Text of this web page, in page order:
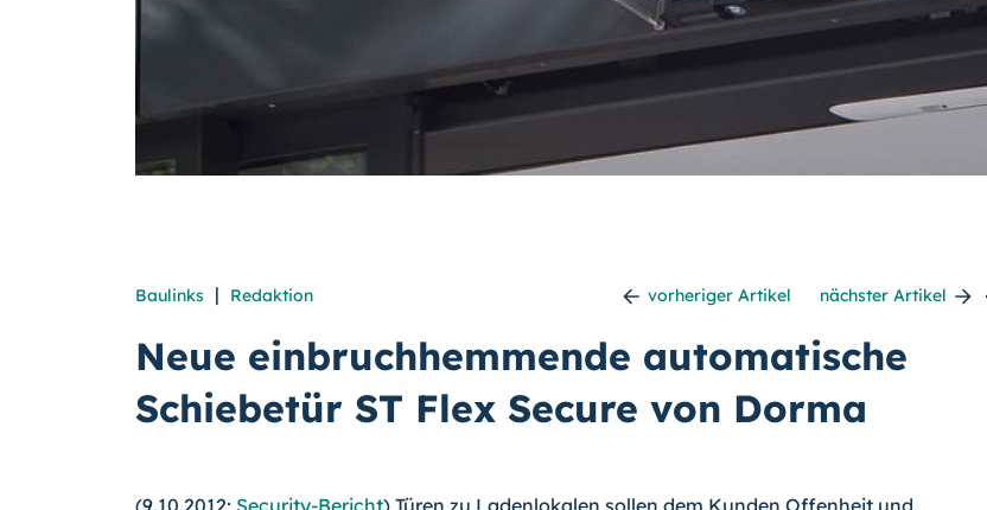
Baulinks | Redaktion vorheriger Artikel nächster Artikel
Neue einbruchhemmende automatische
Schiebetür ST Flex Secure von Dorma